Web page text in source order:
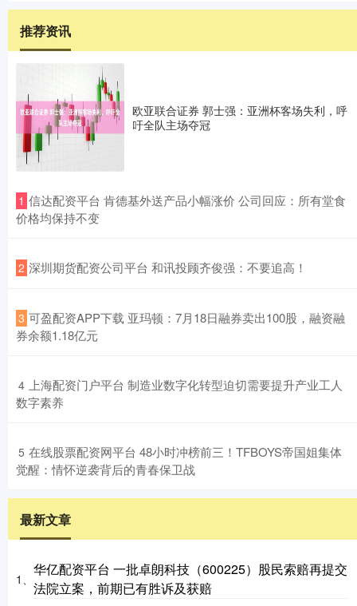
推荐资讯
欧亚联合证券 郭士强：亚洲杯客场失利，呼
吁全队主场夺冠
1 ​信达配资平台 肯德基外送产品小幅涨价 公司回应：所有堂食
价格均保持不变
2 ​深圳期货配资公司平台 和讯投顾齐俊强：不要追高！
3 ​可盈配资APP下载 亚玛顿：7月18日融券卖出100股，融资融
券余额1.18亿元
4 ​上海配资门户平台 制造业数字化转型迫切需要提升产业工人
数字素养
5 ​在线股票配资网平台 48小时冲榜前三！TFBOYS帝国姐集体
觉醒：情怀逆袭背后的青春保卫战
最新文章
1、
华亿配资平台 一批卓朗科技（600225）股民索赔再提交
法院立案，前期已有胜诉及获赔